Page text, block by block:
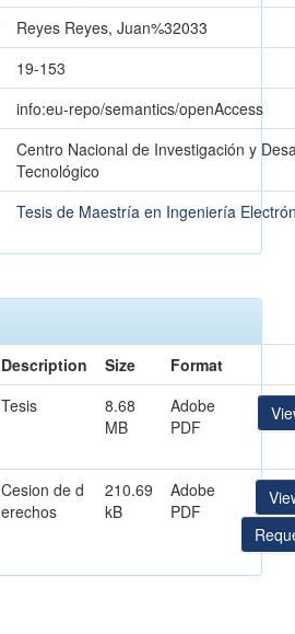
Reyes Reyes, Juan%32033
19-153
info:eu-repo/semantics/openAccess
Centro Nacional de Investigación y
Tecnológico
Tesis de Maestría en Ingeniería
Description Size
Format
Tesis
8.68
MB
Adobe
PDF
Cesion de d
erechos
210.69
kB
Adobe
PDF